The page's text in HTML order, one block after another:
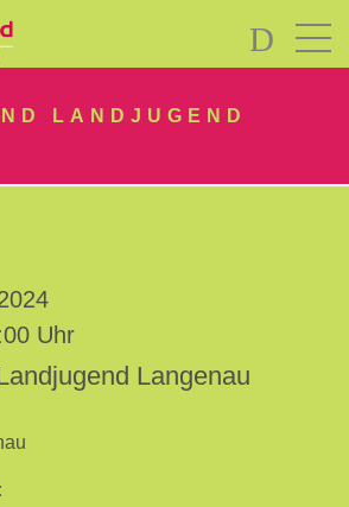
LANDJUGEND
Uhr
Langenau